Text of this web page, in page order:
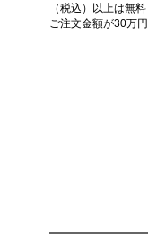
（税込）以上は無料
ご注文金額が30万